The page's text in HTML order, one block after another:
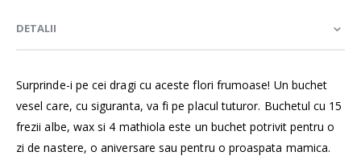
DETALII
Surprinde-i pe cei dragi cu aceste flori frumoase! Un buchet
vesel care, cu siguranta, va fi pe placul tuturor. Buchetul cu 15
frezii albe, wax si 4 mathiola este un buchet potrivit pentru o
zi de nastere, o aniversare sau pentru o proaspata mamica.